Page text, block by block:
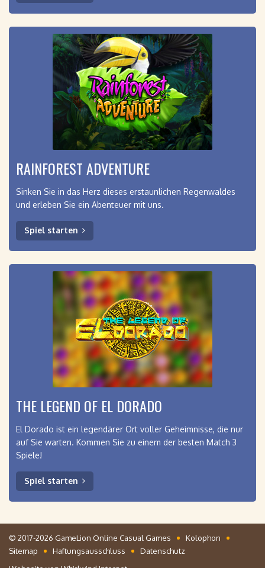
RAINFOREST ADVENTURE
Sinken Sie in das Herz dieses erstaunlichen Regenwaldes
und erleben Sie ein Abenteuer mit uns.
Spiel starten
THE LEGEND OF EL DORADO
El Dorado ist ein legendärer Ort voller Geheimnisse, die nur
auf Sie warten. Kommen Sie zu einem der besten Match 3
Spiele!
Spiel starten
© 2017-2026 GameLion Online Casual Games
Kolophon
Sitemap
Haftungsausschluss
Datenschutz